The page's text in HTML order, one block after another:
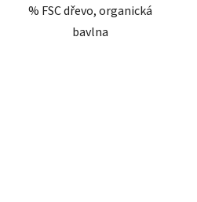
% FSC dřevo, organická
bavlna